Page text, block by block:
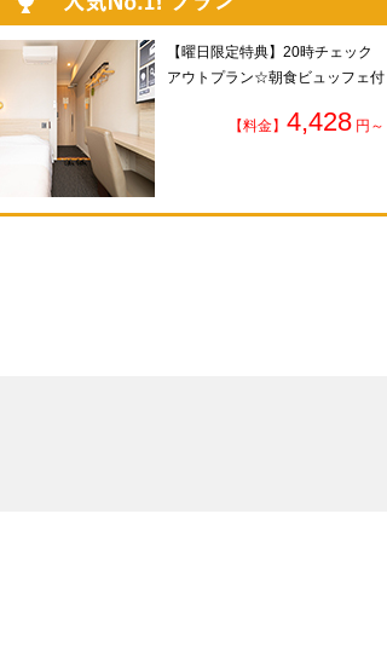
【曜日限定特典】20時チェック
アウトプラン☆朝食ビュッフェ付
【料金】 4,428円～